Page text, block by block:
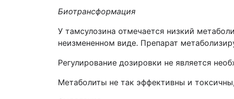
Биотрансформация
У тамсулозина отмечается низкий
неизмененном виде. Препарат
Регулирование дозировки не является
Метаболиты не так эффективны и